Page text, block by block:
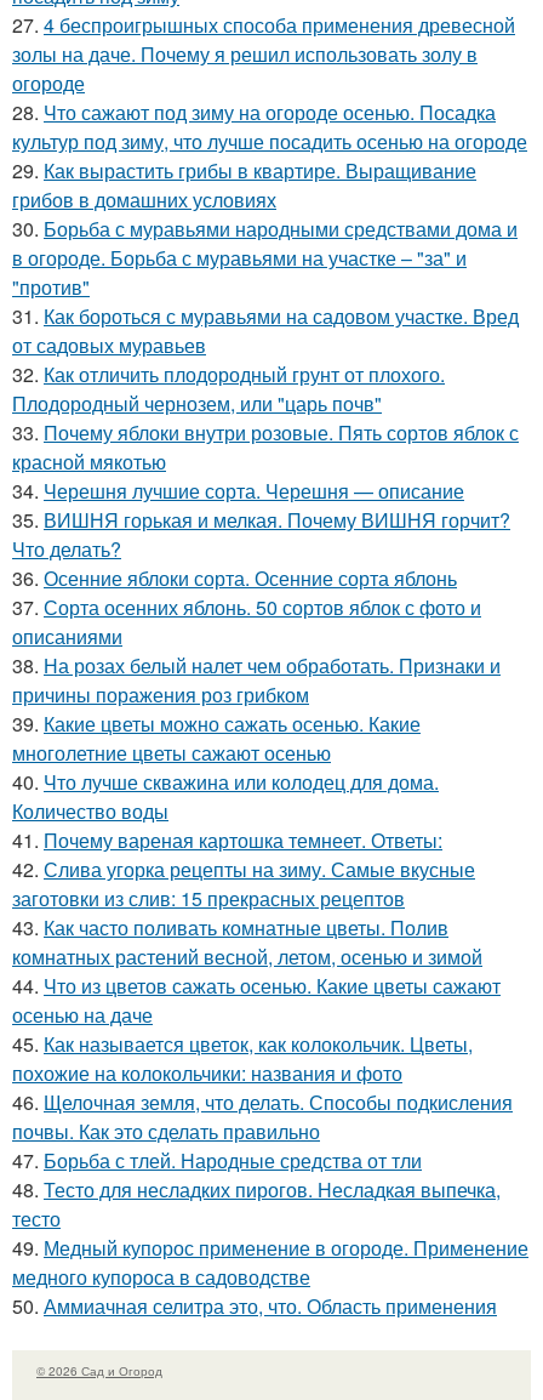
27. 4 беспроигрышных способа применения древесной
золы на даче. Почему я решил использовать золу в
огороде
28. Что сажают под зиму на огороде осенью. Посадка
культур под зиму, что лучше посадить осенью на огороде
29. Как вырастить грибы в квартире. Выращивание
грибов в домашних условиях
30. Борьба с муравьями народными средствами дома и
в огороде. Борьба с муравьями на участке – "за" и
"против"
31. Как бороться с муравьями на садовом участке. Вред
от садовых муравьев
32. Как отличить плодородный грунт от плохого.
Плодородный чернозем, или "царь почв"
33. Почему яблоки внутри розовые. Пять сортов яблок с
красной мякотью
34. Черешня лучшие сорта. Черешня — описание
35. ВИШНЯ горькая и мелкая. Почему ВИШНЯ горчит?
Что делать?
36. Осенние яблоки сорта. Осенние сорта яблонь
37. Сорта осенних яблонь. 50 сортов яблок с фото и
описаниями
38. На розах белый налет чем обработать. Признаки и
причины поражения роз грибком
39. Какие цветы можно сажать осенью. Какие
многолетние цветы сажают осенью
40. Что лучше скважина или колодец для дома.
Количество воды
41. Почему вареная картошка темнеет. Ответы:
42. Слива угорка рецепты на зиму. Самые вкусные
заготовки из слив: 15 прекрасных рецептов
43. Как часто поливать комнатные цветы. Полив
комнатных растений весной, летом, осенью и зимой
44. Что из цветов сажать осенью. Какие цветы сажают
осенью на даче
45. Как называется цветок, как колокольчик. Цветы,
похожие на колокольчики: названия и фото
46. Щелочная земля, что делать. Способы подкисления
почвы. Как это сделать правильно
47. Борьба с тлей. Народные средства от тли
48. Тесто для несладких пирогов. Несладкая выпечка,
тесто
49. Медный купорос применение в огороде. Применение
медного купороса в садоводстве
50. Аммиачная селитра это, что. Область применения
© 2026 Сад и Огород